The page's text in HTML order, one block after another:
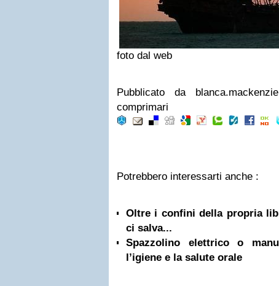
foto dal web
Pubblicato da
comprimari
Potrebbero interessarti anche :
Oltre i confini della propria
ci salva...
Spazzolino elettrico o
l’igiene e la salute orale